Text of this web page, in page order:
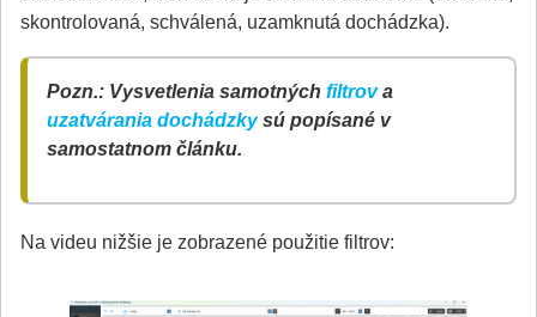
skontrolovaná, schválená, uzamknutá dochádzka).
Pozn.: Vysvetlenia samotných filtrova
uzatvárania dochádzkysú popísané v
samostatnom článku.
Na videu nižšie je zobrazené použitie filtrov: